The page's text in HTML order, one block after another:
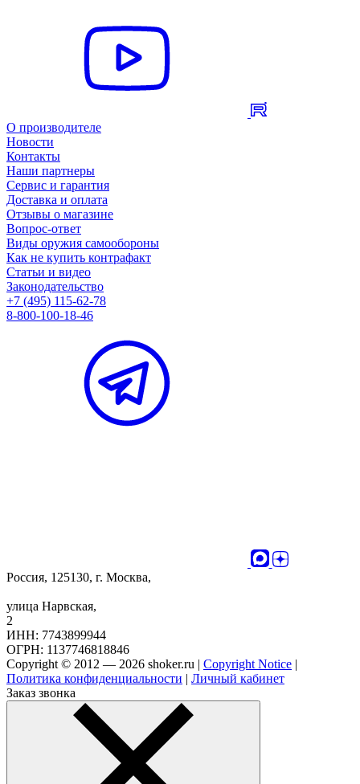
О производителе
Новости
Контакты
Наши партнеры
Сервис и гарантия
Доставка и оплата
Отзывы о магазине
Вопрос-ответ
Виды оружия самообороны
Как не купить контрафакт
Статьи и видео
Законодательство
+7 (495) 115-62-78
8-800-100-18-46
Россия, 125130, г. Москва,
улица Нарвская,
2
ИНН: 7743899944
ОГРН: 1137746818846
Copyright © 2012 — 2026 shoker.ru | Copyright Notice |
Политика конфиденциальности | Личный кабинет
Заказ звонка